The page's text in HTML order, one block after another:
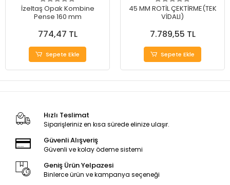
İzeltaş Opak Kombine
Pense 160 mm
774,47 TL
Sepete Ekle
45 MM ROTİL ÇEKTİRME(TEK
VİDALI)
7.789,55 TL
Sepete Ekle
Hızlı Teslimat
Siparişleriniz en kısa sürede elinize ulaşır.
Güvenli Alışveriş
Güvenli ve kolay ödeme sistemi
Geniş Ürün Yelpazesi
Binlerce ürün ve kampanya seçeneği